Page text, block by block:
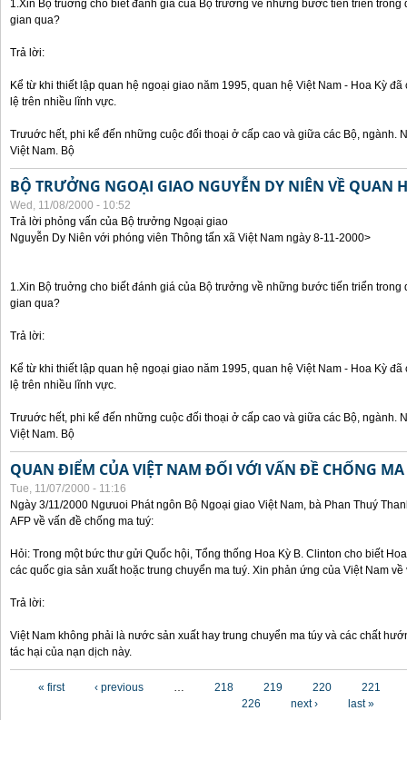
1.Xin Bộ truởng cho biết đánh giá của Bộ trưởng về những bước tiến triển trong
gian qua?
Trả lời:
Kể từ khi thiết lập quan hệ ngoại giao năm 1995, quan hệ Việt Nam - Hoa Kỳ
lệ trên nhiều lĩnh vực.
Trưuớc hết, phi kể đến những cuộc đối thoại ở cấp cao và giữa các Bộ, ngành.
Việt Nam. Bộ
BỘ TRƯỞNG NGOẠI GIAO NGUYỄN DY NIÊN VỀ QUAN
Wed, 11/08/2000 - 10:52
Trả lời phỏng vấn của Bộ trưởng Ngoại giao
Nguyễn Dy Niên với phóng viên Thông tấn xã Việt Nam ngày 8-11-2000>
1.Xin Bộ truởng cho biết đánh giá của Bộ trưởng về những bước tiến triển trong
gian qua?
Trả lời:
Kể từ khi thiết lập quan hệ ngoại giao năm 1995, quan hệ Việt Nam - Hoa Kỳ
lệ trên nhiều lĩnh vực.
Trưuớc hết, phi kể đến những cuộc đối thoại ở cấp cao và giữa các Bộ, ngành.
Việt Nam. Bộ
QUAN ĐIỂM CỦA VIỆT NAM ĐỐI VỚI VẤN ĐỀ CHỐNG MA
Tue, 11/07/2000 - 11:16
Ngày 3/11/2000 Ngưuoi Phát ngôn Bộ Ngoại giao Việt Nam, bà Phan Thuý
AFP về vấn đề chống ma tuý:
Hỏi: Trong một bức thư gửi Quốc hội, Tổng thống Hoa Kỳ B. Clinton cho biết
các quốc gia sản xuất hoặc trung chuyển ma tuý. Xin phản ứng của Việt Nam về
Trả lời:
Việt Nam không phải là nước sản xuất hay trung chuyển ma túy và các chất
tác hại của nạn dịch này.
« first ‹ previous … 218 219 220
221
226
next › last »